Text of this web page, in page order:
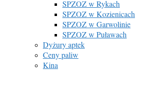
SPZOZ w Rykach
SPZOZ w Kozienicach
SPZOZ w Garwolinie
SPZOZ w Puławach
Dyżury aptek
Ceny paliw
Kina